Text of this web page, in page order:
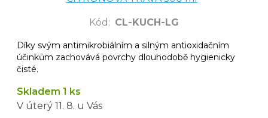
Kód : CL-KUCH-LG
Díky svým antimikrobiálním a silným antioxidačním
účinkům zachovává povrchy dlouhodobě hygienicky
čisté.
Skladem 1 ks
V úterý 11. 8. u Vás